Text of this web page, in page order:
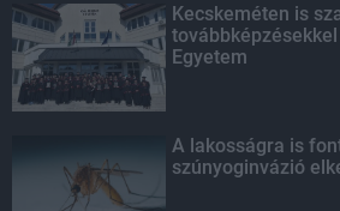
Kecskeméten is
Egyetem
A lakosságra is
szúnyoginvázió